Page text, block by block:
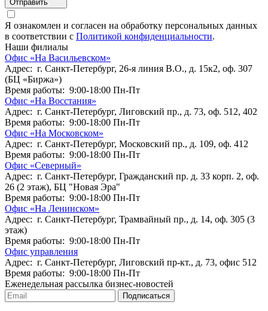
Отправить
Я ознакомлен и согласен на обработку персональных данных
в соответствии с Политикой конфиденциальности.
Наши филиалы
Офис «На Васильевском»
Адрес: г. Санкт-Петербург, 26-я линия В.О., д. 15к2, оф. 307
(БЦ «Биржа»)
Время работы: 9:00-18:00 Пн-Пт
Офис «На Восстания»
Адрес: г. Санкт-Петербург, Лиговский пр., д. 73, оф. 512, 402
Время работы: 9:00-18:00 Пн-Пт
Офис «На Московском»
Адрес: г. Санкт-Петербург, Московский пр., д. 109, оф. 412
Время работы: 9:00-18:00 Пн-Пт
Офис «Северный»
Адрес: г. Санкт-Петербург, Гражданский пр. д. 33 корп. 2, оф.
26 (2 этаж), БЦ "Новая Эра"
Время работы: 9:00-18:00 Пн-Пт
Офис «На Ленинском»
Адрес: г. Санкт-Петербург, Трамвайный пр., д. 14, оф. 305 (3
этаж)
Время работы: 9:00-18:00 Пн-Пт
Офис управления
Адрес: г. Санкт-Петербург, Лиговский пр-кт., д. 73, офис 512
Время работы: 9:00-18:00 Пн-Пт
Еженедельная рассылка бизнес-новостей
Подписаться